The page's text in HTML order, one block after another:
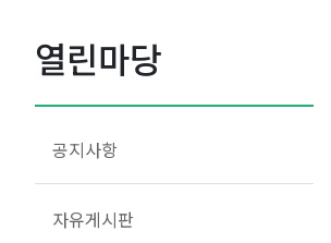
열린마당
공지사항
자유게시판